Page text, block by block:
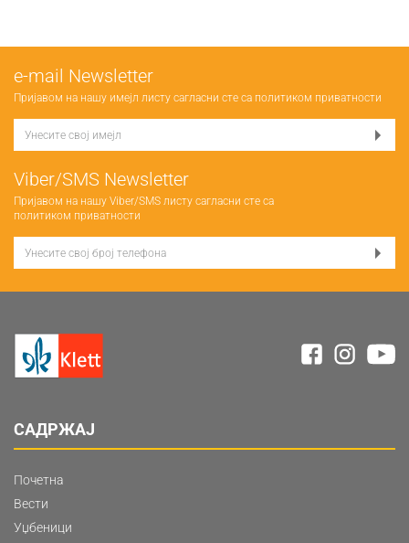
е-mail Newsletter
Пријавом на нашу имејл листу сагласни сте са политиком приватности
Viber/SMS Newsletter
Пријавом на нашу Viber/SMS листу сагласни сте са
политиком приватности
САДРЖАЈ
Почетна
Вести
Уџбеници